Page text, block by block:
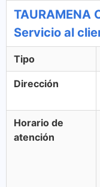
TAURAMENA
Servicio al
Tipo
Dirección
Horario de
atención